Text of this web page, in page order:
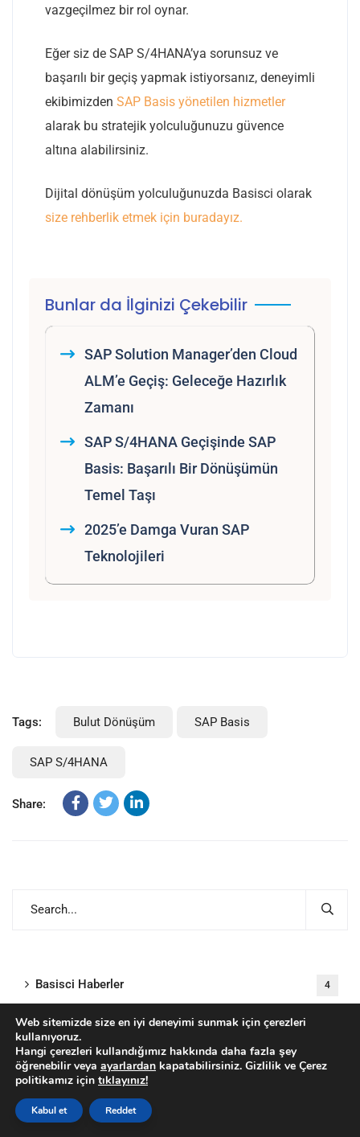
vazgeçilmez bir rol oynar.
Eğer siz de SAP S/4HANA’ya sorunsuz ve
başarılı bir geçiş yapmak istiyorsanız, deneyimli
ekibimizden SAP Basis yönetilen hizmetler
alarak bu stratejik yolculuğunuzu güvence
altına alabilirsiniz.
Dijital dönüşüm yolculuğunuzda Basisci olarak
size rehberlik etmek için buradayız.
Bunlar da İlginizi Çekebilir
SAP Solution Manager’den Cloud
ALM’e Geçiş: Geleceğe Hazırlık
Zamanı
SAP S/4HANA Geçişinde SAP
Basis: Başarılı Bir Dönüşümün
Temel Taşı
2025’e Damga Vuran SAP
Teknolojileri
Tags: Bulut Dönüşüm SAP Basis
SAP S/4HANA
Share:
Basisci Haberler 4
Basisci Püf Noktaları
İçgörüler 45
Web sitemizde size en iyi deneyimi sunmak için çerezleri
kullanıyoruz.
Hangi çerezleri kullandığımız hakkında daha fazla şey
öğrenebilir veya ayarlardan kapatabilirsiniz. Gizlilik ve Çerez
politikamız için tıklayınız!
Kabul et Reddet